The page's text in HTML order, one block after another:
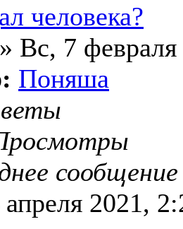
человека?
» Вс, 7
Поняша
2021,